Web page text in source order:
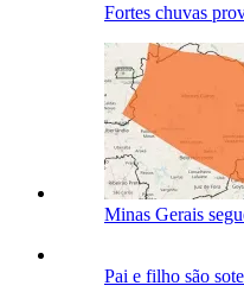
Fortes chuvas
Minas Gerais
Pai e filho são